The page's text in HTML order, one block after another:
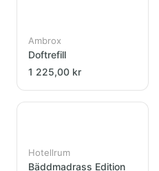
Ambrox
Doftrefill
1 225,00 kr
Hotellrum
Bäddmadrass Edition